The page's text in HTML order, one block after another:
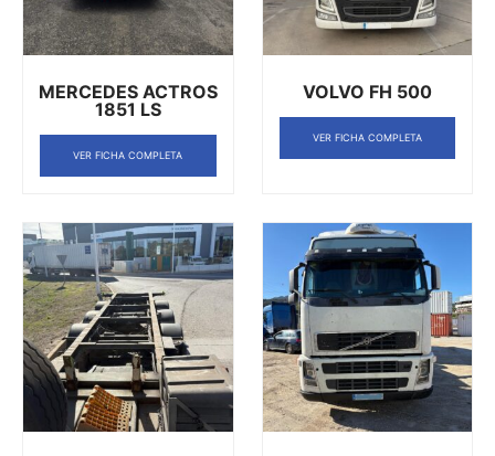
MERCEDES ACTROS
1851 LS
VER FICHA COMPLETA
VOLVO FH 500
VER FICHA COMPLETA